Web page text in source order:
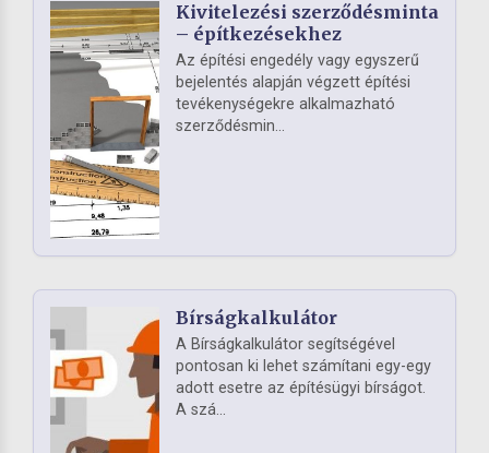
Kivitelezési szerződésminta
– építkezésekhez
Az építési engedély vagy egyszerű
bejelentés alapján végzett építési
tevékenységekre alkalmazható
szerződésmin...
Bírságkalkulátor
A Bírságkalkulátor segítségével
pontosan ki lehet számítani egy-egy
adott esetre az építésügyi bírságot.
A szá...